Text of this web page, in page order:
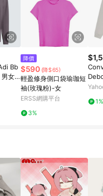
幣、樂透金、東森現金
購物ETMall之結帳頁面
高回饋點數」機制(特
單中同一商品不論件數
設定的回饋機制為準。
資料更新會有時間差，
森購物ETMall銷售網
點爭議，請務必於訂單
超過180天(含)以上進
包僅限指定商品使
適用商品與使用條件
Bb
女
灰
降價
$590 (降$65)
輕盈修身側口袋瑜珈短
袖(玫瑰粉)-女
ERSS網購平台
3%
灰色
1%